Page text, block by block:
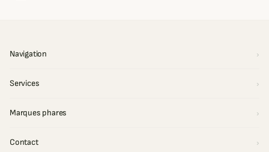
Navigation
Services
Marques phares
Contact